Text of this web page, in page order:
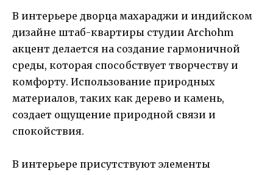
В интерьере дворца махараджи и индийском
дизайне штаб-квартиры студии Archohm
акцент делается на создание гармоничной
среды, которая способствует творчеству и
комфорту. Использование природных
материалов, таких как дерево и камень,
создает ощущение природной связи и
спокойствия.
В интерьере присутствуют элементы